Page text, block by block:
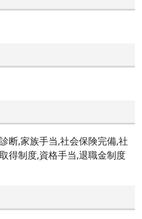
断,家族手当,社会保険完備,社
得制度,資格手当,退職金制度